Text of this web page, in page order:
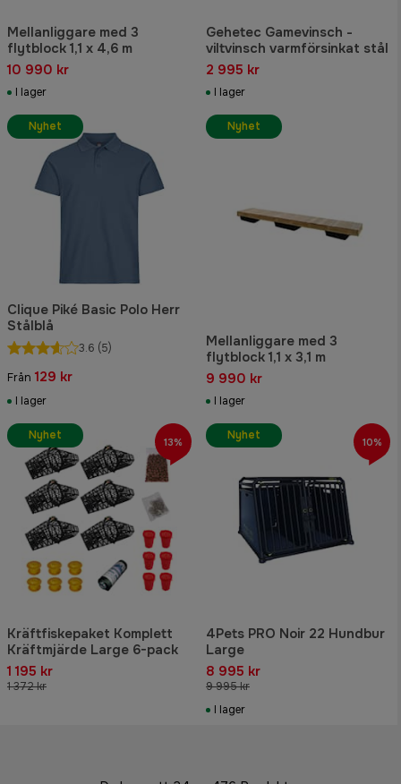
Mellanliggare med 3
flytblock 1,1 x 4,6 m
10 990 kr
I lager
Gehetec Gamevinsch -
viltvinsch varmförsinkat stål
2 995 kr
I lager
Clique Piké Basic Polo Herr
Stålblå
3.6 (5)
Från 129 kr
I lager
Nyhet
Mellanliggare med 3
flytblock 1,1 x 3,1 m
9 990 kr
I lager
Nyhet
Kräftfiskepaket Komplett
Kräftmjärde Large 6-pack
1 195 kr
1 372 kr
Nyhet 13%
4Pets PRO Noir 22 Hundbur
Large
8 995 kr
9 995 kr
I lager
Nyhet 10%